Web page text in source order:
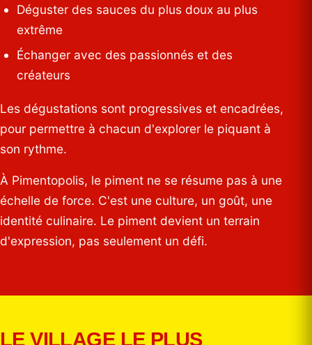
Déguster des sauces du plus doux au plus
extrême
Échanger avec des passionnés et des
créateurs
Les dégustations sont progressives et encadrées,
pour permettre à chacun d'explorer le piquant à
son rythme.
À Pimentopolis, le piment ne se résume pas à une
échelle de force. C'est une culture, un goût, une
identité culinaire. Le piment devient un terrain
d'expression, pas seulement un défi.
LE VILLAGE LE PLUS